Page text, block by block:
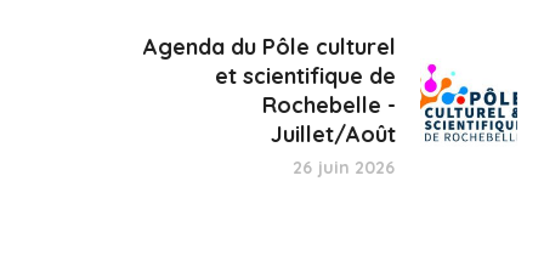
Agenda du Pôle culturel
et scientifique de
Rochebelle -
Juillet/Août
26 juin 2026